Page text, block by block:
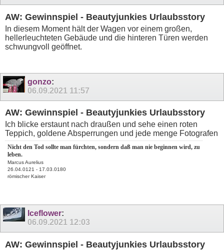
AW: Gewinnspiel - Beautyjunkies Urlaubsstory
In diesem Moment hält der Wagen vor einem großen,
hellerleuchteten Gebäude und die hinteren Türen werden
schwungvoll geöffnet.
gonzo:
06.09.2021 11:57
AW: Gewinnspiel - Beautyjunkies Urlaubsstory
Ich blicke erstaunt nach draußen und sehe einen roten
Teppich, goldene Absperrungen und jede menge Fotografen
Nicht den Tod sollte man fürchten, sondern daß man nie beginnen wird, zu
leben.
Marcus Aurelius
26.04.0121 - 17.03.0180
römischer Kaiser
Iceflower:
06.09.2021 12:03
AW: Gewinnspiel - Beautyjunkies Urlaubsstory